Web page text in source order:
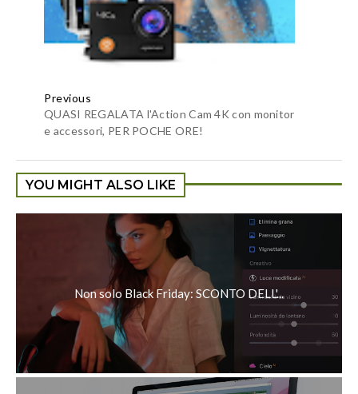
Previous
QUASI REGALATA l'Action Cam 4K con monitor
e accessori, PER POCHE ORE!
YOU MIGHT ALSO LIKE
Non solo Black Friday: SCONTO DELL'...